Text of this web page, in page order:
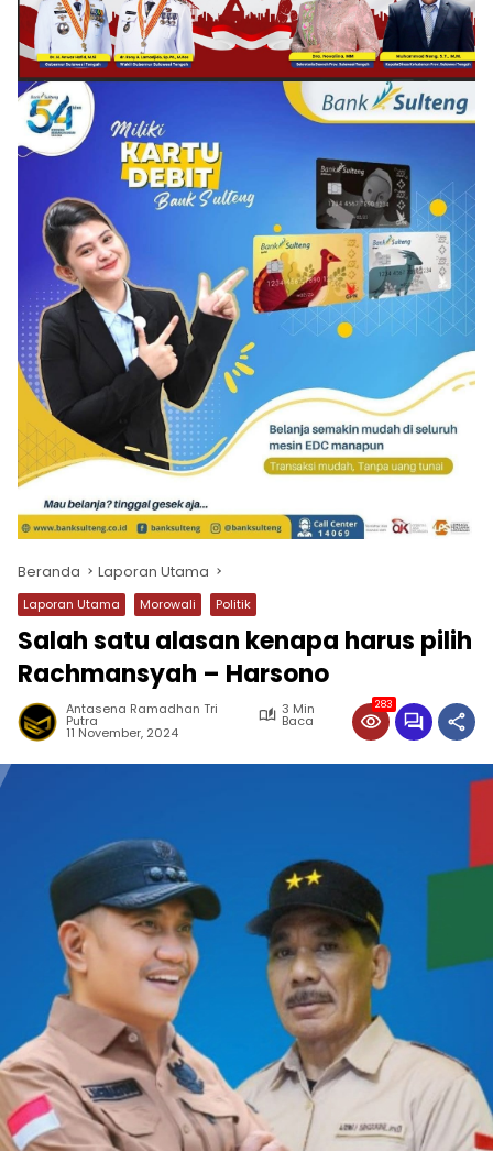
Beranda Laporan Utama
Laporan Utama Morowali Politik
Salah satu alasan kenapa harus pilih
Rachmansyah – Harsono
Antasena Ramadhan Tri
Putra
3 Min
Baca
11 November, 2024
283